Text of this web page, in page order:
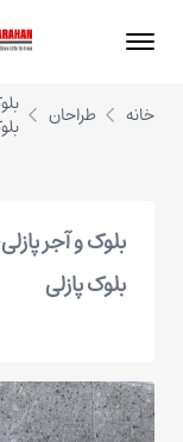
خانه طراحان
بلوک و آجر
بلوک پازلی